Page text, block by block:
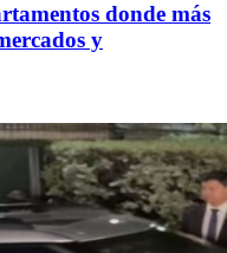
donde más
y